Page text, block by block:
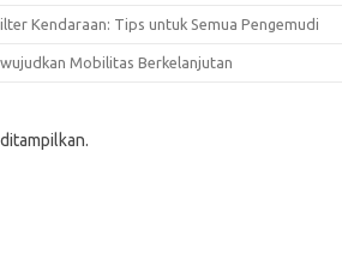
Kendaraan: Tips untuk Semua Pengemudi
Mobilitas Berkelanjutan